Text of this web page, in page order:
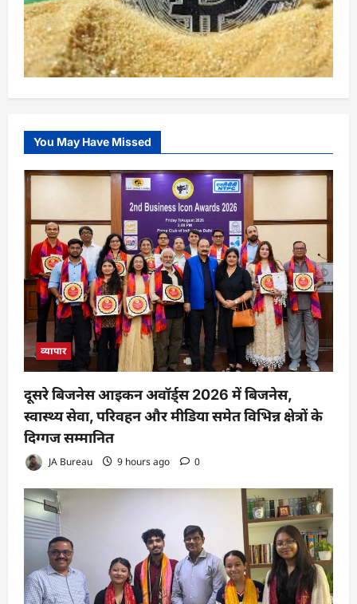
You May Have Missed
व्यापार
दूसरे बिजनेस आइकन अवॉर्ड्स 2026 में बिजनेस,
स्वास्थ्य सेवा, परिवहन और मीडिया समेत विभिन्न क्षेत्रों के
दिग्गज सम्मानित
JA Bureau 9 hours ago 0